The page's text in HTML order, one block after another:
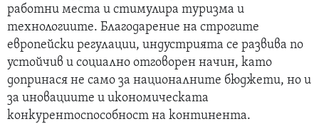
работни места и стимулира туризма и
технологиите. Благодарение на строгите
европейски регулации, индустрията се развива по
устойчив и социално отговорен начин, като
допринася не само за националните бюджети, но и
за иновациите и икономическата
конкурентоспособност на континента.